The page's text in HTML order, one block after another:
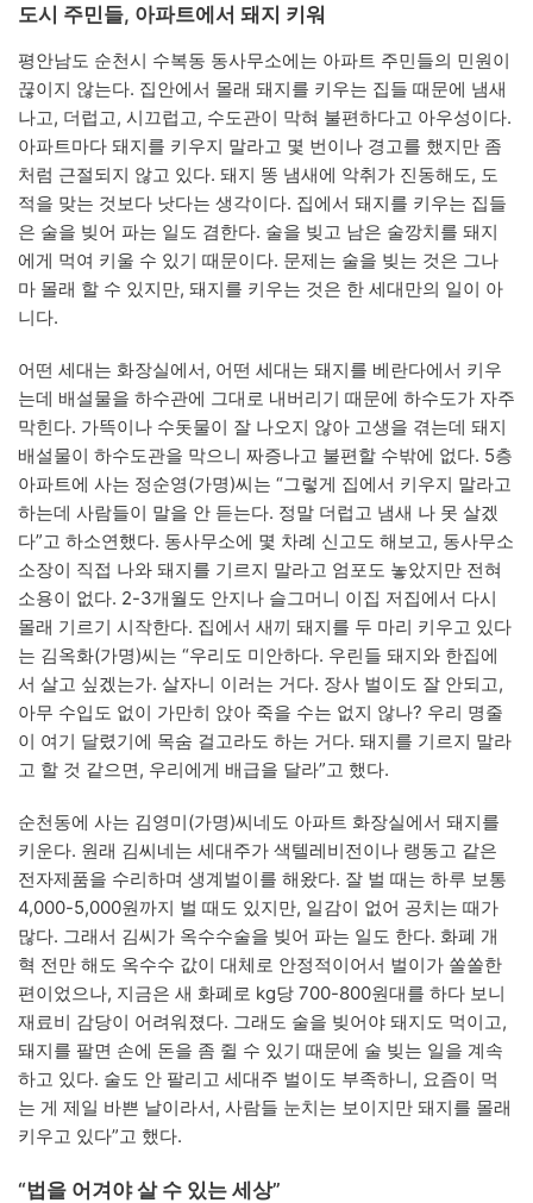
도시 주민들, 아파트에서 돼지 키워
평안남도 순천시 수복동 동사무소에는 아파트 주민들의 민원이
끊이지 않는다. 집안에서 몰래 돼지를 키우는 집들 때문에 냄새
나고, 더럽고, 시끄럽고, 수도관이 막혀 불편하다고 아우성이다.
아파트마다 돼지를 키우지 말라고 몇 번이나 경고를 했지만 좀
처럼 근절되지 않고 있다. 돼지 똥 냄새에 악취가 진동해도, 도
적을 맞는 것보다 낫다는 생각이다. 집에서 돼지를 키우는 집들
은 술을 빚어 파는 일도 겸한다. 술을 빚고 남은 술깡치를 돼지
에게 먹여 키울 수 있기 때문이다. 문제는 술을 빚는 것은 그나
마 몰래 할 수 있지만, 돼지를 키우는 것은 한 세대만의 일이 아
니다.
어떤 세대는 화장실에서, 어떤 세대는 돼지를 베란다에서 키우
는데 배설물을 하수관에 그대로 내버리기 때문에 하수도가 자주
막힌다. 가뜩이나 수돗물이 잘 나오지 않아 고생을 겪는데 돼지
배설물이 하수도관을 막으니 짜증나고 불편할 수밖에 없다. 5층
아파트에 사는 정순영(가명)씨는 “그렇게 집에서 키우지 말라고
하는데 사람들이 말을 안 듣는다. 정말 더럽고 냄새 나 못 살겠
다”고 하소연했다. 동사무소에 몇 차례 신고도 해보고, 동사무소
소장이 직접 나와 돼지를 기르지 말라고 엄포도 놓았지만 전혀
소용이 없다. 2-3개월도 안지나 슬그머니 이집 저집에서 다시
몰래 기르기 시작한다. 집에서 새끼 돼지를 두 마리 키우고 있다
는 김옥화(가명)씨는 “우리도 미안하다. 우린들 돼지와 한집에
서 살고 싶겠는가. 살자니 이러는 거다. 장사 벌이도 잘 안되고,
아무 수입도 없이 가만히 앉아 죽을 수는 없지 않나? 우리 명줄
이 여기 달렸기에 목숨 걸고라도 하는 거다. 돼지를 기르지 말라
고 할 것 같으면, 우리에게 배급을 달라”고 했다.
순천동에 사는 김영미(가명)씨네도 아파트 화장실에서 돼지를
키운다. 원래 김씨네는 세대주가 색텔레비전이나 랭동고 같은
전자제품을 수리하며 생계벌이를 해왔다. 잘 벌 때는 하루 보통
4,000-5,000원까지 벌 때도 있지만, 일감이 없어 공치는 때가
많다. 그래서 김씨가 옥수수술을 빚어 파는 일도 한다. 화폐 개
혁 전만 해도 옥수수 값이 대체로 안정적이어서 벌이가 쏠쏠한
편이었으나, 지금은 새 화폐로 kg당 700-800원대를 하다 보니
재료비 감당이 어려워졌다. 그래도 술을 빚어야 돼지도 먹이고,
돼지를 팔면 손에 돈을 좀 쥘 수 있기 때문에 술 빚는 일을 계속
하고 있다. 술도 안 팔리고 세대주 벌이도 부족하니, 요즘이 먹
는 게 제일 바쁜 날이라서, 사람들 눈치는 보이지만 돼지를 몰래
키우고 있다”고 했다.
“법을 어겨야 살 수 있는 세상”